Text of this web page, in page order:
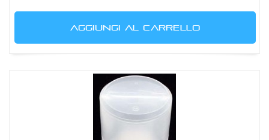
AGGIUNGI AL CARRELLO